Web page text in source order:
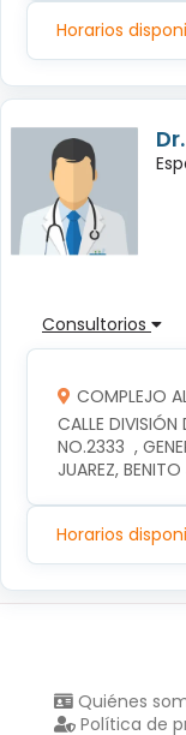
Horarios
Consultorios
COMPLEJO
CALLE DIVISIÓN
NO.2333  ,
JUAREZ,
Horarios
Quiénes
Política de